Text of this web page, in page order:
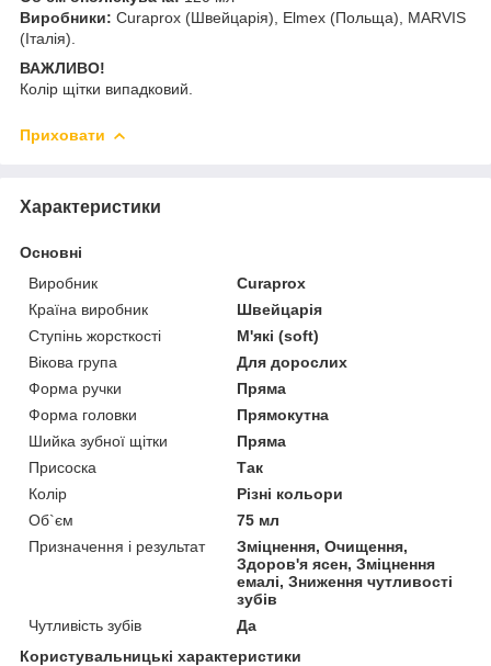
Виробники: Curaprox (Швейцарія), Elmex (Польща), MARVIS
(Італія).
ВАЖЛИВО!
Колір щітки випадковий.
Приховати
Характеристики
Основні
Виробник
Curaprox
Країна виробник
Швейцарія
Ступінь жорсткості
М'які (soft)
Вікова група
Для дорослих
Форма ручки
Пряма
Форма головки
Прямокутна
Шийка зубної щітки
Пряма
Присоска
Так
Колір
Різні кольори
Об`єм
75 мл
Призначення і результат
Зміцнення, Очищення,
Здоров'я ясен, Зміцнення
емалі, Зниження чутливості
зубів
Чутливість зубів
Да
Користувальницькі характеристики